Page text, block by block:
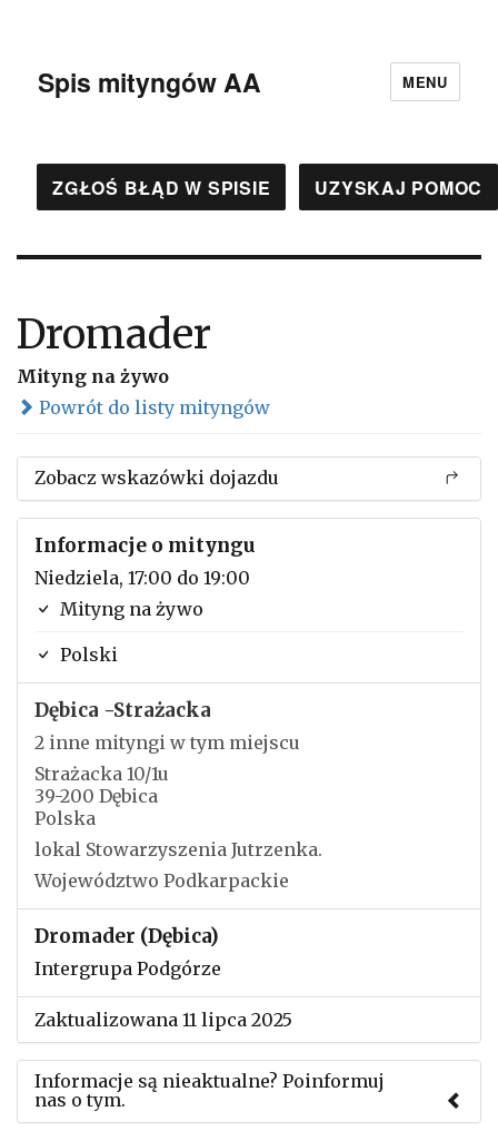
Spis mityngów AA MENU
ZGŁOŚ BŁĄD W SPISIE UZYSKAJ POMOC
Dromader
Mityng na żywo
Powrót do listy mityngów
Zobacz wskazówki dojazdu
Informacje o mityngu
Niedziela, 17:00 do 19:00
Mityng na żywo
Polski
Dębica -Strażacka
2 inne mityngi w tym miejscu
Strażacka 10/1u
39-200 Dębica
Polska
lokal Stowarzyszenia Jutrzenka.
Województwo Podkarpackie
Dromader (Dębica)
Intergrupa Podgórze
Zaktualizowana 11 lipca 2025
Informacje są nieaktualne? Poinformuj
nas o tym.